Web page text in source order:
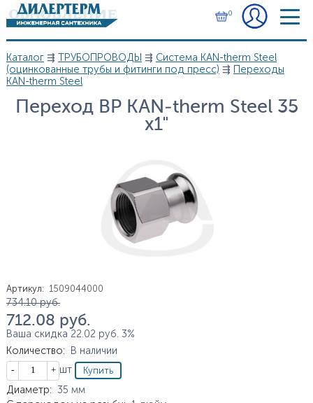
Перейти к основному содержанию
0
Вы здесь
Каталог⇶ ТРУБОПРОВОДЫ ⇶ Система KAN-therm Steel
(оцинкованные трубы и фитинги под пресс) ⇶ Переходы
KAN-therm Steel
Переход ВР KAN-therm Steel 35
х1"
Артикул: 1509044000
Цена
734.10 руб.
712.08 руб.
Ваша скидка 22.02 руб. 3%
Количество:
В наличии
Кол-во
шт
Характеристики
Диаметр: 35 мм